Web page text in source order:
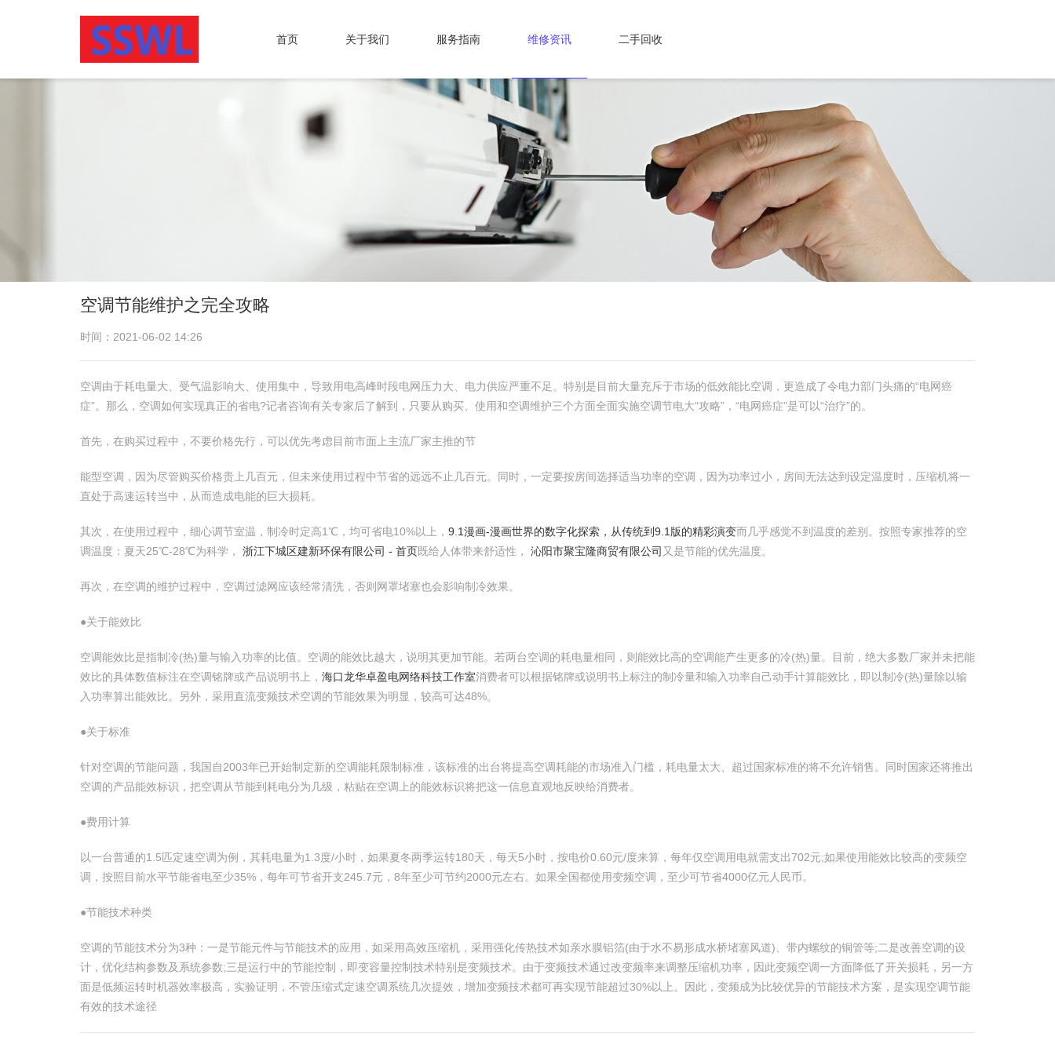
首页 关于我们 服务指南 维修资讯 二手回收
空调节能维护之完全攻略
时间：2021-06-02 14:26
空调由于耗电量大、受气温影响大、使用集中，导致用电高峰时段电网压力大、电力供应严重不足。特别是目前大量充斥于市场的低效能比空调，更造成了令电力部门头痛的“电网癌
症”。那么，空调如何实现真正的省电?记者咨询有关专家后了解到，只要从购买、使用和空调维护三个方面全面实施空调节电大“攻略”，“电网癌症”是可以“治疗”的。
首先，在购买过程中，不要价格先行，可以优先考虑目前市面上主流厂家主推的节
能型空调，因为尽管购买价格贵上几百元，但未来使用过程中节省的远远不止几百元。同时，一定要按房间选择适当功率的空调，因为功率过小，房间无法达到设定温度时，压缩机将一
直处于高速运转当中，从而造成电能的巨大损耗。
其次，在使用过程中，细心调节室温，制冷时定高1℃，均可省电10%以上， 9.1漫画-漫画世界的数字化探索，从传统到9.1版的精彩演变而几乎感觉不到温度的差别。按照专家推荐的空
调温度：夏天25℃-28℃为科学， 浙江下城区建新环保有限公司 - 首页既给人体带来舒适性， 沁阳市聚宝隆商贸有限公司 又是节能的优先温度。
再次，在空调的维护过程中，空调过滤网应该经常清洗，否则网罩堵塞也会影响制冷效果。
●关于能效比
空调能效比是指制冷(热)量与输入功率的比值。空调的能效比越大，说明其更加节能。若两台空调的耗电量相同，则能效比高的空调能产生更多的冷(热)量。目前，绝大多数厂家并未把能
效比的具体数值标注在空调铭牌或产品说明书上， 海口龙华卓盈电网络科技工作室消费者可以根据铭牌或说明书上标注的制冷量和输入功率自己动手计算能效比，即以制冷(热)量除以输
入功率算出能效比。另外，采用直流变频技术空调的节能效果为明显，较高可达48%。
●关于标准
针对空调的节能问题，我国自2003年已开始制定新的空调能耗限制标准，该标准的出台将提高空调耗能的市场准入门槛，耗电量太大、超过国家标准的将不允许销售。同时国家还将推出
空调的产品能效标识，把空调从节能到耗电分为几级，粘贴在空调上的能效标识将把这一信息直观地反映给消费者。
●费用计算
以一台普通的1.5匹定速空调为例，其耗电量为1.3度/小时，如果夏冬两季运转180天，每天5小时，按电价0.60元/度来算，每年仅空调用电就需支出702元;如果使用能效比较高的变频空
调，按照目前水平节能省电至少35%，每年可节省开支245.7元，8年至少可节约2000元左右。如果全国都使用变频空调，至少可节省4000亿元人民币。
●节能技术种类
空调的节能技术分为3种：一是节能元件与节能技术的应用，如采用高效压缩机，采用强化传热技术如亲水膜铝箔(由于水不易形成水桥堵塞风道)、带内螺纹的铜管等;二是改善空调的设
计，优化结构参数及系统参数;三是运行中的节能控制，即变容量控制技术特别是变频技术。由于变频技术通过改变频率来调整压缩机功率，因此变频空调一方面降低了开关损耗，另一方
面是低频运转时机器效率极高，实验证明，不管压缩式定速空调系统几次提效，增加变频技术都可再实现节能超过30%以上。因此，变频成为比较优异的节能技术方案，是实现空调节能
有效的技术途径